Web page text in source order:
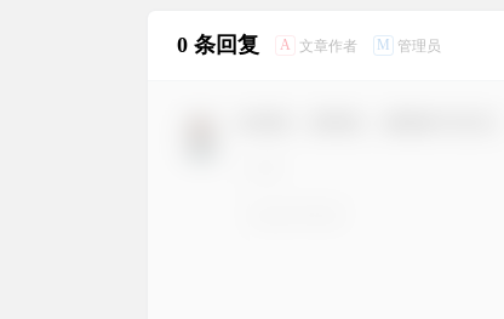
0 条回复 A 文章作者 M 管理员